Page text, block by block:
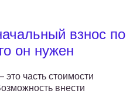
взнос по
он нужен
часть стоимости
внести